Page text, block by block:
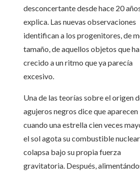
desconcertante desde hace 20
explica. Las nuevas observaciones
identifican a los progenitores, de
tamaño, de aquellos objetos que
crecido a un ritmo que ya parecía
excesivo.
Una de las teorías sobre el origen
agujeros negros dice que aparecen
cuando una estrella cien veces
el sol agota su combustible
colapsa bajo su propia fuerza
gravitatoria. Después,